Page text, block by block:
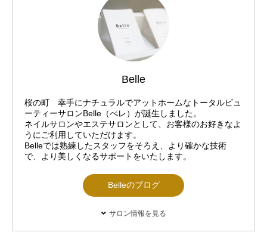
Belle
桜の町 幸手にナチュラルでアットホームなトータルビュ
ーティーサロンBelle（べレ）が誕生しました。
ネイルサロンやエステサロンとして、お客様のお好きなよ
うにご利用していただけます。
Belleでは熟練したスタッフをそろえ、より確かな技術
で、より美しくなるサポートをいたします。
Belleのブログ
サロン情報を見る